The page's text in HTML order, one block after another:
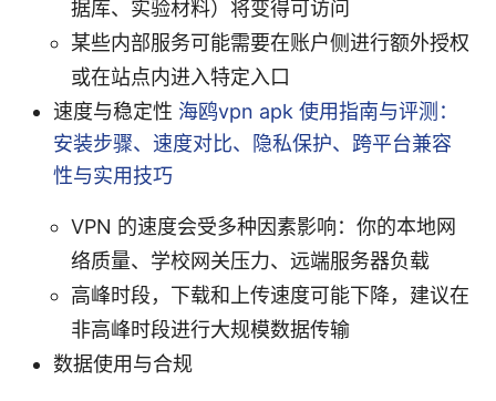
据库、实验材料）将变得可访问
某些内部服务可能需要在账户侧进行额外授权
或在站点内进入特定入口
速度与稳定性 海鸥vpn apk 使用指南与评测：
安装步骤、速度对比、隐私保护、跨平台兼容
性与实用技巧
VPN 的速度会受多种因素影响：你的本地网
络质量、学校网关压力、远端服务器负载
高峰时段，下载和上传速度可能下降，建议在
非高峰时段进行大规模数据传输
数据使用与合规